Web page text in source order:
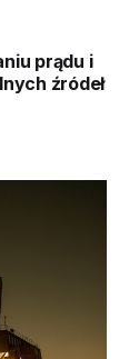
prądu i
źródeł